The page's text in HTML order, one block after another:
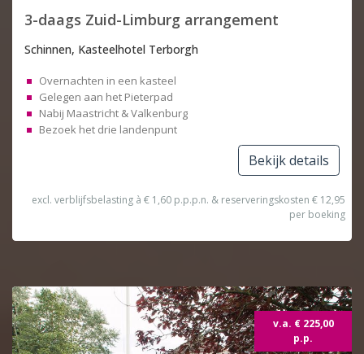
3-daags Zuid-Limburg arrangement
Schinnen, Kasteelhotel Terborgh
Overnachten in een kasteel
Gelegen aan het Pieterpad
Nabij Maastricht & Valkenburg
Bezoek het drie landenpunt
Bekijk details
excl. verblijfsbelasting à € 1,60 p.p.p.n. & reserveringskosten € 12,95
per boeking
v.a. € 225,00
p.p.